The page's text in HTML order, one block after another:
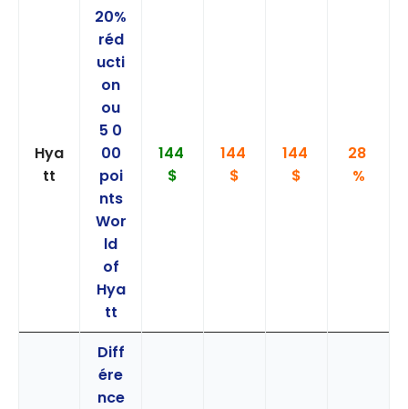
Hya
tt
20%
réd
ucti
on
ou
5 0
00
poi
nts
Wor
ld
of
Hya
tt
144
$
144
$
144
$
28
%
Diff
ére
nce